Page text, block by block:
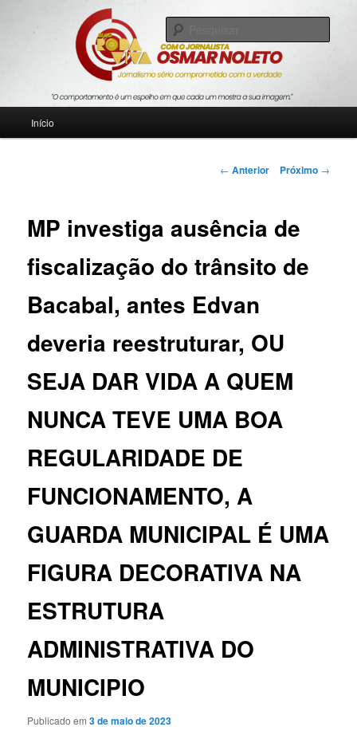
Blog Roda Viva
Jornalismo sério comprometido com a verdade
Início
Navegação
← Anterior Próximo →
MP investiga ausência de
fiscalização do trânsito de
Bacabal, antes Edvan
deveria reestruturar, OU
SEJA DAR VIDA A QUEM
NUNCA TEVE UMA BOA
REGULARIDADE DE
FUNCIONAMENTO, A
GUARDA MUNICIPAL É UMA
FIGURA DECORATIVA NA
ESTRUTURA
ADMINISTRATIVA DO
MUNICIPIO
Publicado em3 de maio de 2023